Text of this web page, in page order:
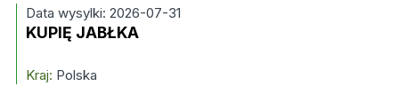
Data wysylki: 2026-07-31
KUPIĘ JABŁKA
Kraj: Polska